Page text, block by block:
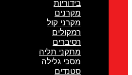
בידוריות
מקרנים
מקרני קול
רמקולים
רסיברים
מתקני תליה
מסכי גלילה
סטנדים